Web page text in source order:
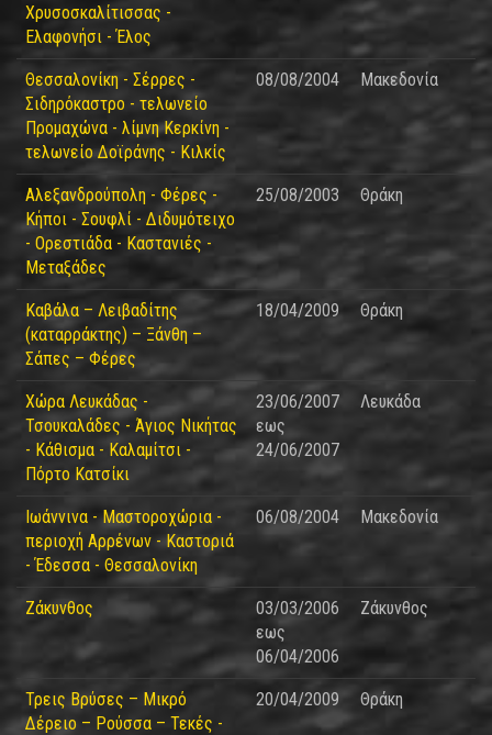
Χρυσοσκαλίτισσας -
Ελαφονήσι - Έλος
Θεσσαλονίκη - Σέρρες -
Σιδηρόκαστρο - τελωνείο
Προμαχώνα - λίμνη Κερκίνη -
τελωνείο Δοϊράνης - Κιλκίς
08/08/2004 Μακεδονία
Αλεξανδρούπολη - Φέρες -
Κήποι - Σουφλί - Διδυμότειχο
- Ορεστιάδα - Καστανιές -
Μεταξάδες
25/08/2003 Θράκη
Καβάλα – Λειβαδίτης
(καταρράκτης) – Ξάνθη –
Σάπες – Φέρες
18/04/2009 Θράκη
Χώρα Λευκάδας -
Τσουκαλάδες - Άγιος Νικήτας
- Κάθισμα - Καλαμίτσι -
Πόρτο Κατσίκι
23/06/2007
εως
24/06/2007
Λευκάδα
Ιωάννινα - Μαστοροχώρια -
περιοχή Αρρένων - Καστοριά
- Έδεσσα - Θεσσαλονίκη
06/08/2004 Μακεδονία
Ζάκυνθος
03/03/2006
εως
06/04/2006
Ζάκυνθος
Τρεις Βρύσες – Μικρό
Δέρειο – Ρούσσα – Τεκές -
20/04/2009 Θράκη